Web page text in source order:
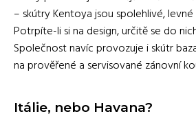
– skútry Kentoya jsou spolehlivé,
Potrpíte-li si na design, určitě se do
Společnost navíc provozuje i skútr
na prověřené a servisované zánovní
Itálie, nebo Havana?